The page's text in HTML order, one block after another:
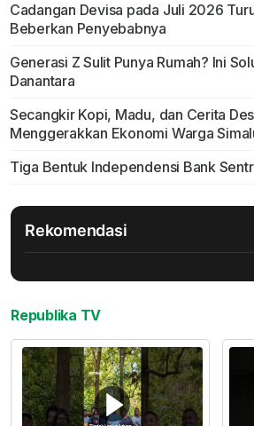
Cadangan Devisa pada Juli 2026
Beberkan Penyebabnya
Generasi Z Sulit Punya Rumah? Ini
Danantara
Secangkir Kopi, Madu, dan Cerita
Menggerakkan Ekonomi Warga
Tiga Bentuk Independensi Bank
Rekomendasi
Republika TV